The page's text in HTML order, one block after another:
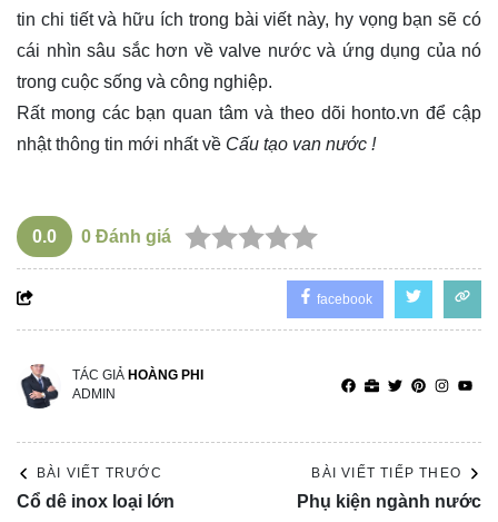
tin chi tiết và hữu ích trong bài viết này, hy vọng bạn sẽ có
cái nhìn sâu sắc hơn về valve nước và ứng dụng của nó
trong cuộc sống và công nghiệp.
Rất mong các bạn quan tâm và theo dõi honto.vn để cập
nhật thông tin mới nhất về Cấu tạo van nước !
0.0 0 Đánh giá
facebook
TÁC GIẢ HOÀNG PHI
ADMIN
BÀI VIẾT TRƯỚC
Cổ dê inox loại lớn
BÀI VIẾT TIẾP THEO
Phụ kiện ngành nước